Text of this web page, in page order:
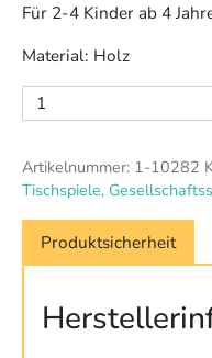
Für 2-4 Kinder ab 4
Material: Holz
Torreta
XXL
Artikelnummer: 1-10282
Tischspiele,
Produktsicherheit